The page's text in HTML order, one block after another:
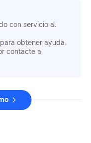
con servicio al
para obtener ayuda.
contacte a